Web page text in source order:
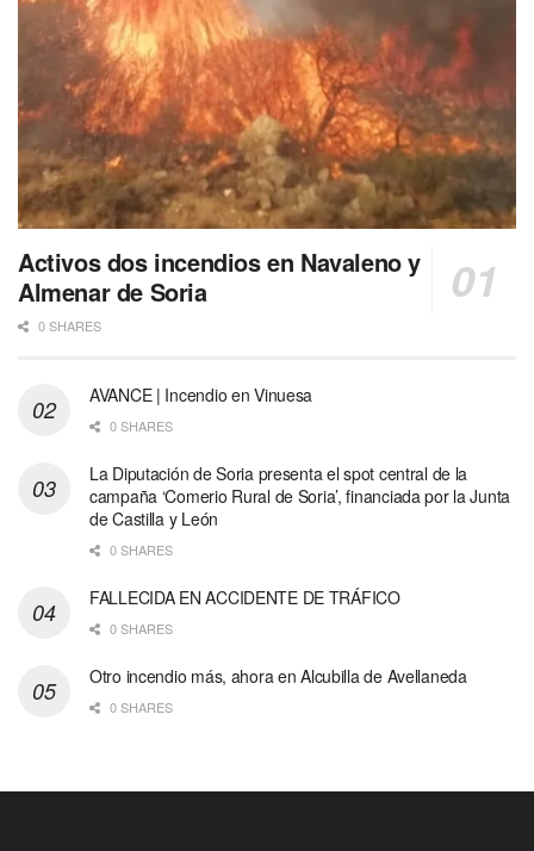
Activos dos incendios en Navaleno y
Almenar de Soria
0 SHARES
AVANCE | Incendio en Vinuesa
0 SHARES
La Diputación de Soria presenta el spot central de la
campaña ‘Comerio Rural de Soria’, financiada por la Junta
de Castilla y León
0 SHARES
FALLECIDA EN ACCIDENTE DE TRÁFICO
0 SHARES
Otro incendio más, ahora en Alcubilla de Avellaneda
0 SHARES